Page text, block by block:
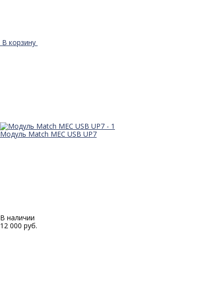
В корзину
Модуль Match MEC USB UP7
В наличии
12 000 руб.